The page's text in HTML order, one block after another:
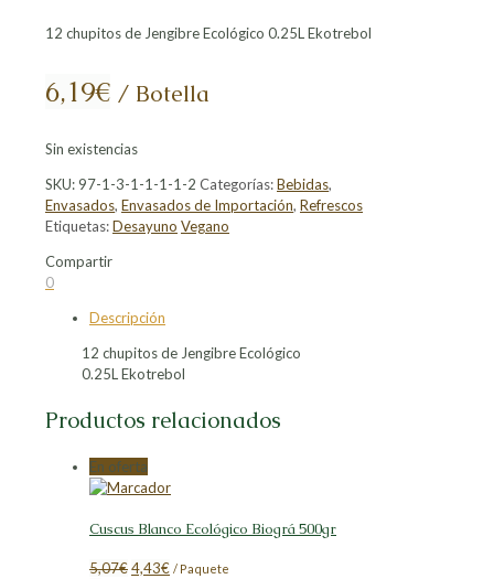
12 chupitos de Jengibre Ecológico 0.25L Ekotrebol
6,19€ / Botella
Sin existencias
SKU: 97-1-3-1-1-1-1-2 Categorías:Bebidas,
Envasados, Envasados de Importación, Refrescos
Etiquetas:Desayuno Vegano
Compartir
Compartir
Facebook
Compartir
Compartir
LinkedIn
Compartir
Pinterest
0
Descripción
12 chupitos de Jengibre Ecológico
0.25L Ekotrebol
Productos relacionados
En oferta
Cuscus Blanco Ecológico Biográ 500gr
5,07€El
4,43€El/ Paquete